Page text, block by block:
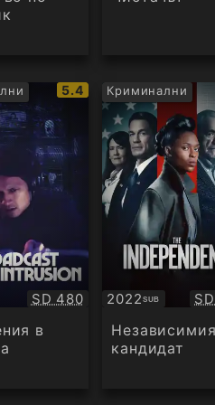
IMDb
рейтинг:
5.4
Качество:
SD 480
в
Криминални
2022SUB
Субтитри
кандидат